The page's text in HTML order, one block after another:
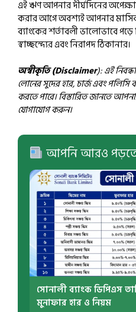
এই ঋণ আপনার দীর্ঘদিনের
করার আগে অবশ্যই আপনার
ব্যাংকের শর্তাবলী ভালোভাবে
স্বাচ্ছন্দ্যের এবং নিরাপদ ঠিকানার।
অস্বীকৃতি (Disclaimer): এই
লোনের সুদের হার, চার্জ এবং
করতে পারে। বিস্তারিত জানতে
যোগাযোগ করুন।
আপনি আরও পড়তে
সোনালী ব্যাংক ডিপিএস
মুনাফার হার ও নিয়ম